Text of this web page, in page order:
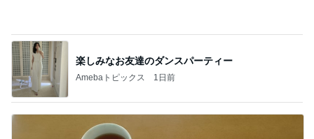
肝心な物を買い忘れたお買い物
Amebaトピックス